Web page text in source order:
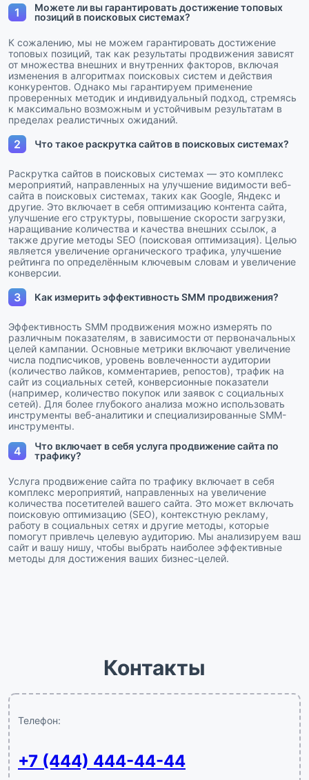
1
Можете ли вы гарантировать достижение топовых
позиций в поисковых системах?
К сожалению, мы не можем гарантировать достижение
топовых позиций, так как результаты продвижения зависят
от множества внешних и внутренних факторов, включая
изменения в алгоритмах поисковых систем и действия
конкурентов. Однако мы гарантируем применение
проверенных методик и индивидуальный подход, стремясь
к максимально возможным и устойчивым результатам в
пределах реалистичных ожиданий.
2 Что такое раскрутка сайтов в поисковых системах?
Раскрутка сайтов в поисковых системах — это комплекс
мероприятий, направленных на улучшение видимости веб-
сайта в поисковых системах, таких как Google, Яндекс и
другие. Это включает в себя оптимизацию контента сайта,
улучшение его структуры, повышение скорости загрузки,
наращивание количества и качества внешних ссылок, а
также другие методы SEO (поисковая оптимизация). Целью
является увеличение органического трафика, улучшение
рейтинга по определённым ключевым словам и увеличение
конверсии.
3 Как измерить эффективность SMM продвижения?
Эффективность SMM продвижения можно измерять по
различным показателям, в зависимости от первоначальных
целей кампании. Основные метрики включают увеличение
числа подписчиков, уровень вовлеченности аудитории
(количество лайков, комментариев, репостов), трафик на
сайт из социальных сетей, конверсионные показатели
(например, количество покупок или заявок с социальных
сетей). Для более глубокого анализа можно использовать
инструменты веб-аналитики и специализированные SMM-
инструменты.
4
Что включает в себя услуга продвижение сайта по
трафику?
Услуга продвижение сайта по трафику включает в себя
комплекс мероприятий, направленных на увеличение
количества посетителей вашего сайта. Это может включать
поисковую оптимизацию (SEO), контекстную рекламу,
работу в социальных сетях и другие методы, которые
помогут привлечь целевую аудиторию. Мы анализируем ваш
сайт и вашу нишу, чтобы выбрать наиболее эффективные
методы для достижения ваших бизнес-целей.
Контакты
Телефон:
+7 (444) 444-44-44